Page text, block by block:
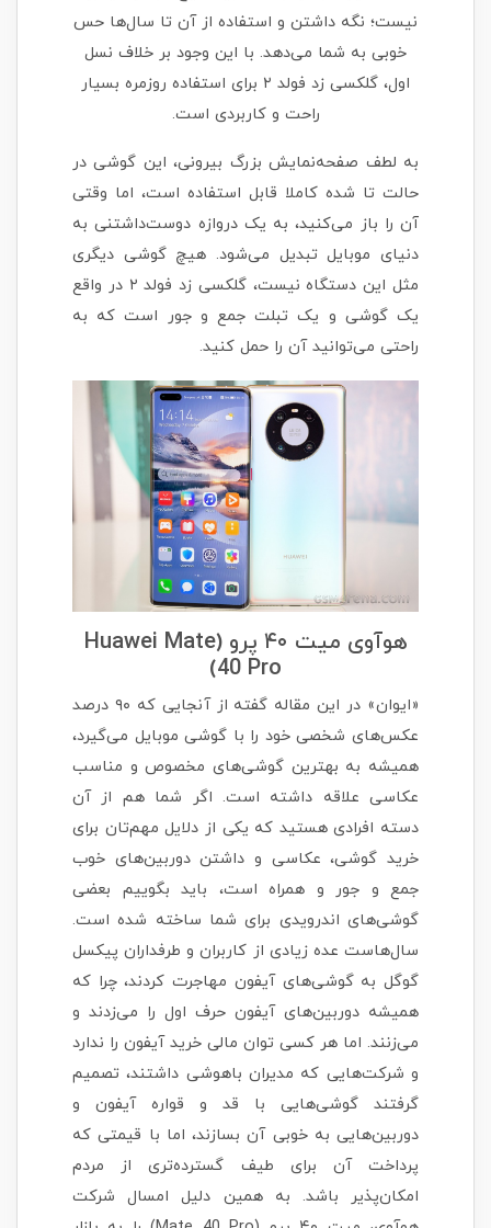
نیست؛ نگه داشتن و استفاده از آن تا سال‌ها حس
خوبی به شما می‌دهد. با این وجود بر خلاف نسل
اول، گلکسی زد فولد ۲ برای استفاده روزمره بسیار
راحت و کاربردی است.
به لطف صفحه‌نمایش بزرگ بیرونی، این گوشی در
حالت تا شده کاملا قابل استفاده است، اما وقتی
آن را باز می‌کنید، به یک دروازه دوست‌داشتنی به
دنیای موبایل تبدیل می‌شود. هیچ گوشی دیگری
مثل این دستگاه نیست، گلکسی زد فولد ۲ در واقع
یک گوشی و یک تبلت جمع و جور است که به
راحتی می‌توانید آن را حمل کنید.
هوآوی میت ۴۰ پرو (Huawei Mate
40 Pro)
«ایوان» در این مقاله گفته از آنجایی که ۹۰ درصد
عکس‌های شخصی خود را با گوشی موبایل می‌گیرد،
همیشه به بهترین گوشی‌های مخصوص و مناسب
عکاسی علاقه داشته است. اگر شما هم از آن
دسته افرادی هستید که یکی از دلایل مهم‌تان برای
خرید گوشی، عکاسی و داشتن دوربین‌های خوب
جمع و جور و همراه است، باید بگوییم بعضی
گوشی‌های اندرویدی برای شما ساخته شده است.
سال‌هاست عده زیادی از کاربران و طرفداران پیکسل
گوگل به گوشی‌های آیفون مهاجرت کردند، چرا که
همیشه دوربین‌های آیفون حرف اول را می‌زدند و
می‌زنند. اما هر کسی توان مالی خرید آیفون را ندارد
و شرکت‌هایی که مدیران باهوشی داشتند، تصمیم
گرفتند گوشی‌هایی با قد و قواره آیفون و
دوربین‌هایی به خوبی آن بسازند، اما با قیمتی که
پرداخت آن برای طیف گسترده‌تری از مردم
امکان‌پذیر باشد. به همین دلیل امسال شرکت